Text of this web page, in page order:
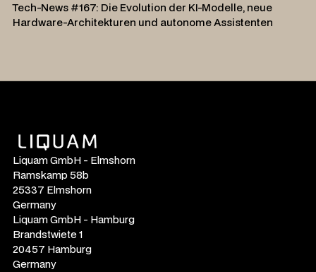
Tech-News #167: Die Evolution der KI-Modelle, neue
Hardware-Architekturen und autonome Assistenten
Liquam GmbH - Elmshorn
Ramskamp 58b
25337 Elmshorn
Germany
Liquam GmbH - Hamburg
Brandstwiete 1
20457 Hamburg
Germany